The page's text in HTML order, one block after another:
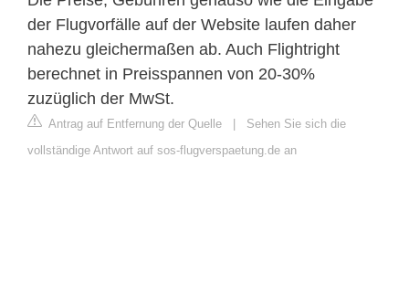
der Flugvorfälle auf der Website laufen daher
nahezu gleichermaßen ab. Auch Flightright
berechnet in Preisspannen von 20-30%
zuzüglich der MwSt.
Antrag auf Entfernung der Quelle
Sehen Sie sich die
vollständige Antwort auf sos-flugverspaetung.de an